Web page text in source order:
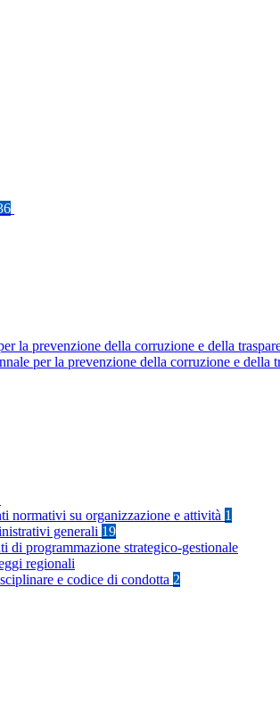
la prevenzione della corruzione e della
per la prevenzione della corruzione e della
normativi su organizzazione e attività 1
generali 19
di programmazione strategico-gestionale
regionali
e codice di condotta 2